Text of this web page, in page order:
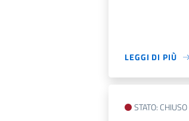
LEGGI DI PIÙ
STATO: CHIUSO